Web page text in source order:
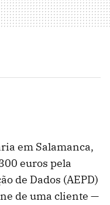
em Salamanca,
euros pela
de Dados (AEPD)
de uma cliente —